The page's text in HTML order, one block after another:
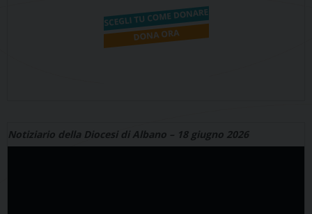
Notiziario della Diocesi di Albano – 18 giugno 2026